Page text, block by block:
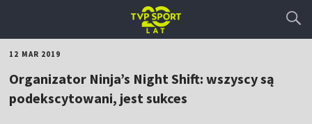
12 MAR 2019
Organizator Ninja’s Night Shift: wszyscy są
podekscytowani, jest sukces